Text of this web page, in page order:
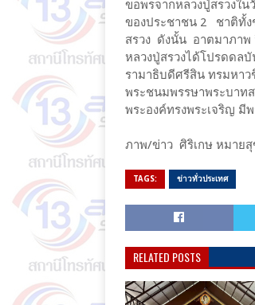
ขอพรจากหลวงปู่สรวงใ
ของประชาชน 2 ชาติทั้ง
สรวง ดังนั้น อาตมาภาพ
หลวงปู่สรวงได้โปรดดล
รามาธิบดีศรีสิน ทรมหาว
พระชนมพรรษาพระบาท
พระองค์ทรงพระเจริญ มี
ภาพ/ข่าว ศิริเกษ หมาย
TAGS: ข่าวทั่วประเทศ
RELATED POSTS